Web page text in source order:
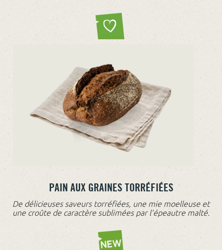
PAIN AUX GRAINES TORRÉFIÉES
De délicieuses saveurs torréfiées, une mie moelleuse et
une croûte de caractère sublimées par l’épeautre malté.